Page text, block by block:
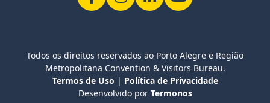
Todos os direitos reservados ao Porto Alegre e Região
Metropolitana Convention & Visitors Bureau.
Termos de Uso | Política de Privacidade
Desenvolvido por Termonos